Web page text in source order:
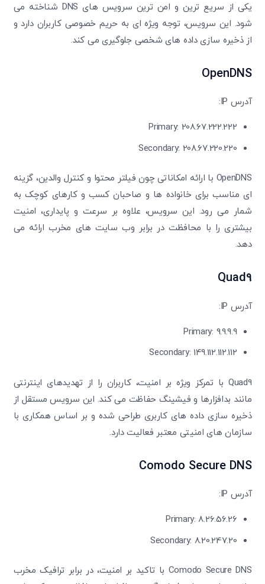
یکی از سریع ‌ترین و امن ‌ترین سرویس ‌های DNS شناخته می
‌شود. این سرویس، توجه ویژه‌ ای به حریم خصوصی کاربران دارد و
از ذخیره ‌سازی داده‌ های شخصی جلوگیری می ‌کند.
OpenDNS
آدرس IP:
Primary: 208.67.222.222
Secondary: 208.67.220.220
OpenDNS با ارائه‌ امکاناتی چون فیلتر محتوا و کنترل والدین، گزینه
‌ای مناسب برای خانواده‌ ها و صاحبان کسب ‌و کارهای کوچک به
شمار می ‌رود. این سرویس، علاوه بر سرعت و پایداری، امنیت
بیشتری را با محافظت در برابر وب ‌سایت ‌های مخرب ارائه می
‌دهد.
Quad9
آدرس IP:
Primary: 9.9.9.9
Secondary: 149.112.112.112
Quad9 با تمرکز ویژه بر امنیت، کاربران را از تهدیدهای اینترنتی
مانند بدافزارها و فیشینگ حفاظت می‌ کند. این سرویس مستقل از
ذخیره ‌سازی داده‌ های کاربری طراحی شده و بر اساس همکاری با
سازمان ‌های امنیتی معتبر فعالیت دارد.
Comodo Secure DNS
آدرس IP:
Primary: 8.26.56.26
Secondary: 8.20.247.20
Comodo Secure DNS با تاکید بر امنیت، در برابر ترافیک مخرب
ویرایش شماره موبایل